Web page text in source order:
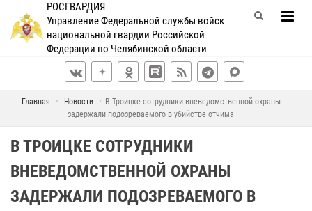
РОСГВАРДИЯ
Управление Федеральной службы войск
национальной гвардии Российской
Федерации по Челябинской области
Главная Новости
В Троицке сотрудники вневедомственной охраны
задержали подозреваемого в убийстве отчима
В ТРОИЦКЕ СОТРУДНИКИ
ВНЕВЕДОМСТВЕННОЙ ОХРАНЫ
ЗАДЕРЖАЛИ ПОДОЗРЕВАЕМОГО В